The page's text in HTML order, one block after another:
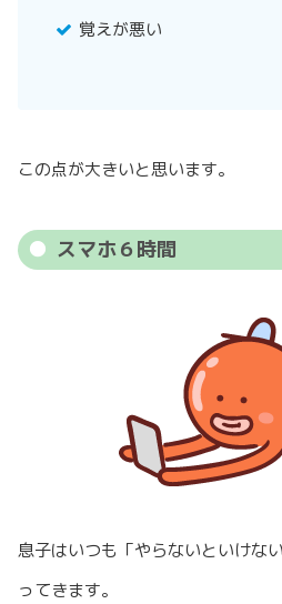
覚えが悪い
この点が大きいと思います。
スマホ６時間
息子はいつも「やらないといけな
ってきます。